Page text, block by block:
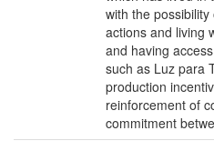
with the
actions and living
and having
such as Luz para
production
reinforcement of
commitment